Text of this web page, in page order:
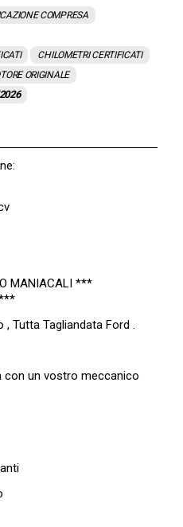
COMPRESA
CHILOMETRI CERTIFICATI
ORIGINALE
MANIACALI ***
Tutta Tagliandata Ford .
con un vostro meccanico